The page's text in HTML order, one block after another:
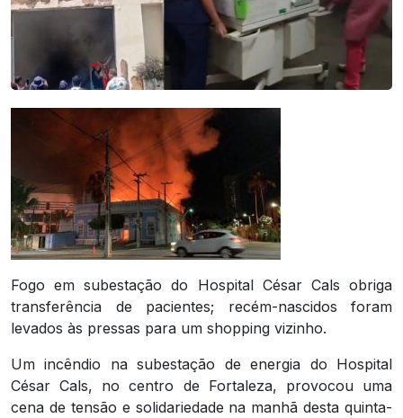
Fogo em subestação do Hospital César Cals obriga
transferência de pacientes; recém-nascidos foram
levados às pressas para um shopping vizinho.
Um incêndio na subestação de energia do Hospital
César Cals, no centro de Fortaleza, provocou uma
cena de tensão e solidariedade na manhã desta quinta-